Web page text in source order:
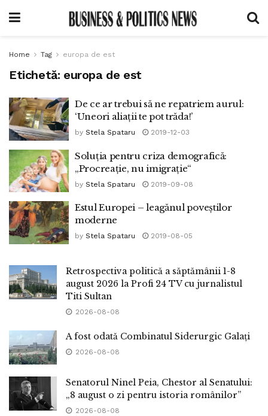
Home Tag europa de est
Etichetă: europa de est
De ce ar trebui să ne repatriem aurul:
‘Uneori aliații te pot trăda!’
by Stela Spataru 2019-12-03
Soluția pentru criza demografică:
„Procreaţie, nu imigraţie“
by Stela Spataru 2019-09-08
Estul Europei – leagănul poveștilor
moderne
by Stela Spataru 2019-08-05
Retrospectiva politică a săptămânii 1-8
august 2026 la Profi 24 TV cu jurnalistul
Titi Sultan
2026-08-08
A fost odată Combinatul Siderurgic Galați
2026-08-08
Senatorul Ninel Peia, Chestor al Senatului:
„8 august o zi pentru istoria românilor”
2026-08-08